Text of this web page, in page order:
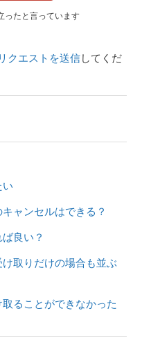
ったと言っています
リクエストを送信してくだ
ャンセルはできる？
良い？
取りだけの場合も並ぶ
ることができなかった